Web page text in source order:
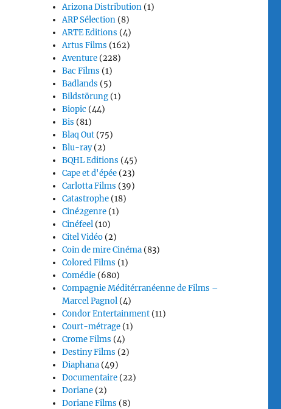
Arizona Distribution (1)
ARP Sélection (8)
ARTE Editions (4)
Artus Films (162)
Aventure (228)
Bac Films (1)
Badlands (5)
Bildstörung (1)
Biopic (44)
Bis (81)
Blaq Out (75)
Blu-ray(2)
BQHL Editions (45)
Cape et d'épée (23)
Carlotta Films (39)
Catastrophe (18)
Ciné2genre (1)
Cinéfeel (10)
Citel Vidéo (2)
Coin de mire Cinéma (83)
Colored Films (1)
Comédie (680)
Compagnie Méditérranéenne de Films –
Marcel Pagnol (4)
Condor Entertainment (11)
Court-métrage (1)
Crome Films (4)
Destiny Films (2)
Diaphana (49)
Documentaire (22)
Doriane (2)
Doriane Films (8)